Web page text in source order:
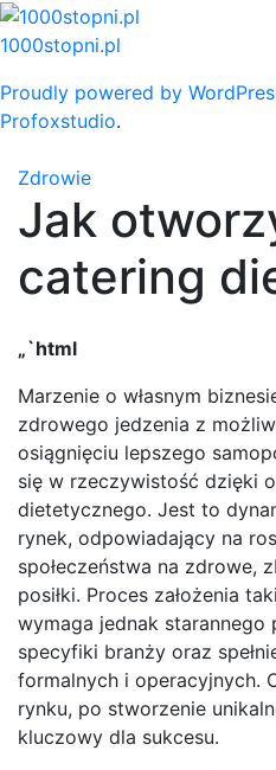
Skip
to
1000stopni.pl
Proudly powered by
Profoxstudio.
Zdrowie
Jak
catering
„`html
Marzenie o własnym
zdrowego jedzenia z
osiągnięciu lepszego
się w rzeczywistość dzięki
dietetycznego. Jest to
rynek, odpowiadający na
społeczeństwa na zdrowe,
posiłki. Proces założenia
wymaga jednak starannego
specyfiki branży oraz
formalnych i operacyjnych.
rynku, po stworzenie
kluczowy dla sukcesu.